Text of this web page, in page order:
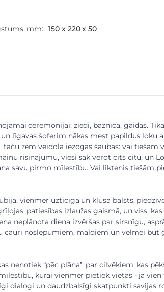
mm:
150 x 220 x 50
ceremonijai: ziedi, baznīca, gaidas.
līgavas šoferim nākas mest papildus loku
zem veidola iezogas šaubas: vai tiešām
risinājumu, viesi sāk vērot cits citu, un
savu pirmo mīlestību. Vai liktenis tiešām
vienmēr uzticīga un klusa balsts,
patiesības izlaužas gaismā, un viss,
neplānota diena izvēršas par sirsnīgu,
cauri noslēpumiem, maldiem un vēlmei būt
nenotiek “pēc plāna”, par cilvēkiem, kas
kurai vienmēr pietiek vietas - ja vien
dialogi un daudzbalsīgi skatpunkti savijas